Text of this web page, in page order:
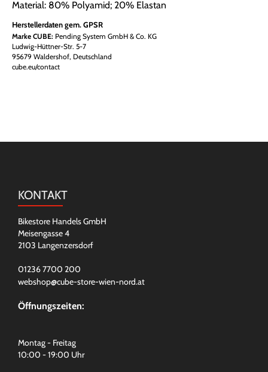
Material: 80% Polyamid; 20% Elastan
Herstellerdaten gem. GPSR
Marke CUBE: Pending System GmbH & Co. KG
Ludwig-Hüttner-Str. 5-7
95679 Waldershof, Deutschland
cube.eu/contact
KONTAKT
Bikestore Handels GmbH
Meisengasse 4
2103 Langenzersdorf
01236 7700 200
webshop@cube-store-wien-nord.at
Öffnungszeiten:
Montag - Freitag
10:00 - 19:00 Uhr